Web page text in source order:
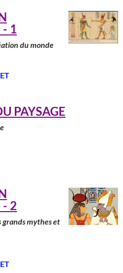
- 1
du monde
PAYSAGE
- 2
grands mythes et